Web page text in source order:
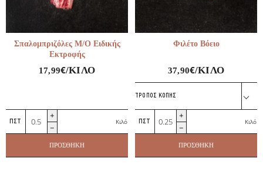
Σπαλομπριζόλες Μ/Ο Ειδικής
Εκτροφής
17,99€/ΚΙΛΌ
Σπαλομπριζόλες
Ειδικής
Κιλό
ΠΡΟΣΘΉΚΗ
Φιλέτο Βόειο
37,90€/ΚΙΛΌ
ΤΡΌΠΟΣ ΚΟΠΉΣ
Φιλέτο
ποσότητα
Κιλό
ΠΡΟΣΘΉΚΗ